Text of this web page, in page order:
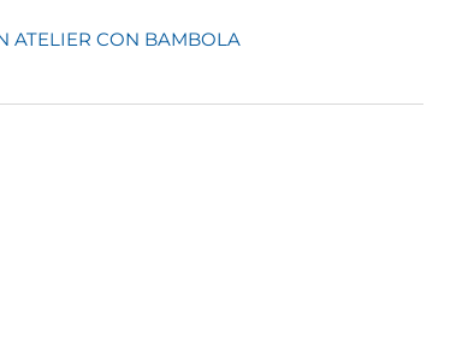
ATELIER CON BAMBOLA